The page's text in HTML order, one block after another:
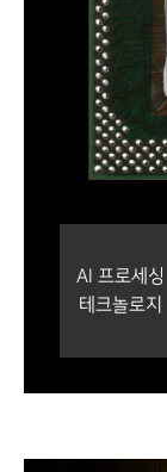
AI 프로세싱
테크놀로지